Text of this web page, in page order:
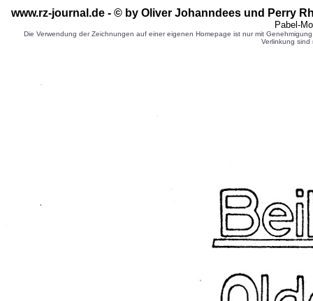
www.rz-journal.de - © by Oliver Johanndees und Perry
Pabel-
Die Verwendung der Zeichnungen auf einer eigenen Homepage ist nur mit
Verlinkung sind